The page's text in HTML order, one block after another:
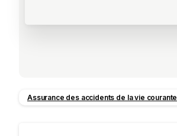
Assurance des accidents de la vie courante